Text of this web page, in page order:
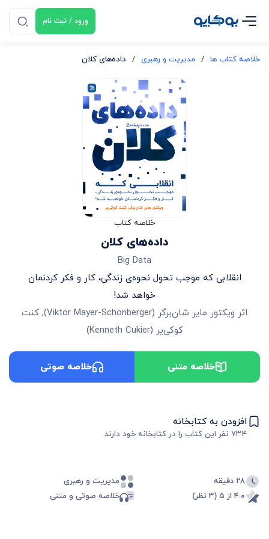
ورود / ثبت نام
خلاصه کتاب ها / مدیریت و رهبری / داده‌های کلان
خلاصه کتاب
داده‌های کلان
Big Data
انقلابی که موجب تحول نحوه‌ی زندگی، کار و فکر کردنمان
خواهد شد!
اثر ویکتور مایر شان‌برگر (
Viktor Mayer-Schönberger
)
, کنت
کوکی‌یر (
Kenneth Cukier
)
خلاصه متنی خلاصه صوتی
افزودن به کتابخانه
۷۳۴ نفر این کتاب را در کتابخانه خود دارند
۲۸ دقیقه
مدیریت و رهبری
۴.۰ از ۵ (۳ نظر)
خلاصه صوتی و متنی